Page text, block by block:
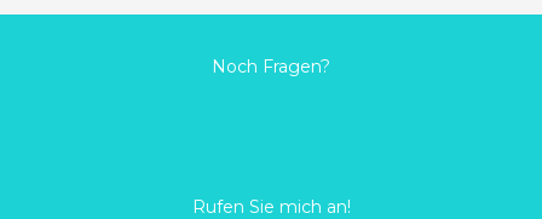
Noch Fragen?
Rufen Sie mich an!